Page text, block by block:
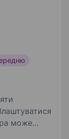
може